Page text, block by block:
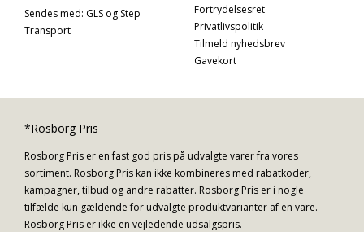
Sendes med: GLS og Step
Transport
Fortrydelsesret
Privatlivspolitik
Tilmeld nyhedsbrev
Gavekort
*Rosborg Pris
Rosborg Pris er en fast god pris på udvalgte varer fra vores
sortiment. Rosborg Pris kan ikke kombineres med rabatkoder,
kampagner, tilbud og andre rabatter. Rosborg Pris er i nogle
tilfælde kun gældende for udvalgte produktvarianter af en vare.
Rosborg Pris er ikke en vejledende udsalgspris.